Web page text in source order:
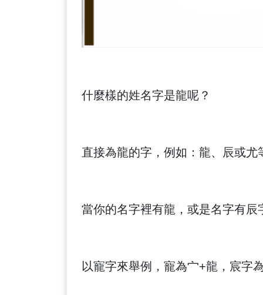
什麼樣的姓名字是龍呢？
直接為龍的字，例如：龍、辰或尤
當你的名字裡有龍，或是名字有辰
以寵字來舉例，寵為宀+龍，宸字